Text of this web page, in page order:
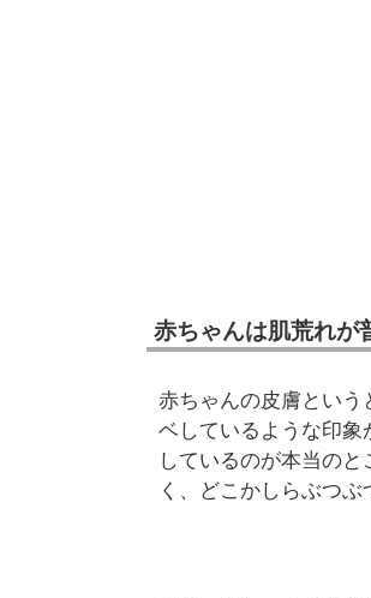
赤ちゃんは肌荒れが
赤ちゃんの皮膚という
ベしているような印象
しているのが本当の
く、どこかしらぶつぶ